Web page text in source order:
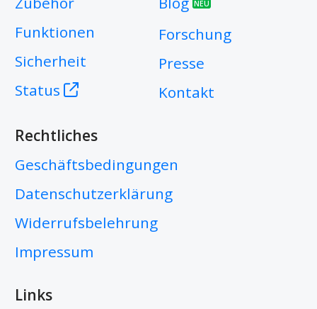
Funktionen
Sicherheit
Status
NEU
Forschung
Presse
Kontakt
Rechtliches
Geschäftsbedingungen
Datenschutzerklärung
Widerrufsbelehrung
Impressum
Links